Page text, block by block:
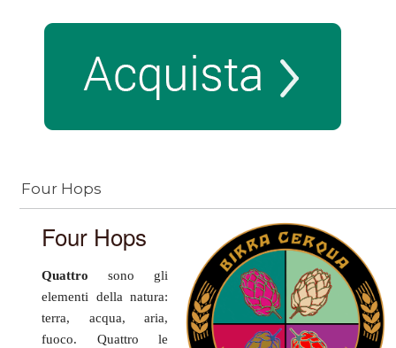
Four Hops
Four Hops
Quattro sono gli
elementi della natura:
terra, acqua, aria,
fuoco. Quattro le